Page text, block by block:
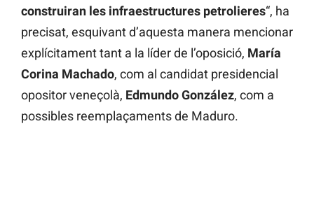
construiran les infraestructures petrolieres“, ha
precisat, esquivant d’aquesta manera mencionar
explícitament tant a la líder de l’oposició, María
Corina Machado, com al candidat presidencial
opositor veneçolà, EdmundoGonzález, com a
possibles reemplaçaments de Maduro.